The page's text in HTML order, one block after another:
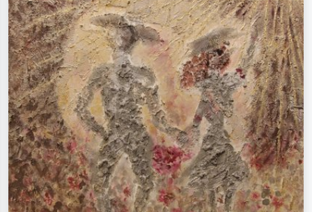
Sternennacht, Impressionismus, Welle
Hokusai, Akt.
Ölgemälde, Stehender Akt neben einem
Baum.